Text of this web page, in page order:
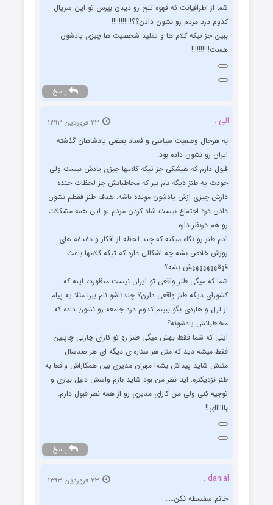
شما از اطرافیانت که قهوه تلخ رو دیدن بپرس تو این سریال
کدوم درد مردم رو نشون دادن؟؟!!!!!!!!!!!
ببین جز تیکه کلام ها و تقلید شخصیت ها چیزی یادشون
هست!!!!!!!!!!
پاسخ
الی :
به هرحال وضعیت سیاسی و فساد بعضی پادشاهان گذشته
ایران رو نشون داده بود.
قبول دارم که هیشکی جز تیکه کلامها چیزی یادش نیست ولی
خودت یه طنز دیگه نام ببر که مخاطبانش جز لحظات خنده
دارش چیزی ازش یادشون مونده باشه. هدف طنز فقطم نشون
دادن درد اجتماع نیست شاد کردن مردم تو این همه مشکلات
رو هم درنظر داره.
آدم طنز رو نگاه میکنه که چند لحظه از افکار و دغدغه های
روزش خلاص بشه چه اشکالی داره که تیکه کلامها باعث
قهقهههههههش بشه؟
شما که میگی طنز واقعی تو ایران نیست منظورت اینه که
کشورای دیگه طنز واقعی دارن؟ چندتاشو نام ببر! مثلا یه پیام
از لرل و هاردی بگو ببینم کدوم درد جامعه رو نشون داده که
مخاطبانش یادشونه؟
اینی که شما فقط بهش میگی طنز رو تو کارای چارلی چاپلین
فقط میشه دید که مثل هر ستاره ی دیگه ای هر صدسال
مثلش شاید پیداش بشه! مهران مدیری بین همکاراش واقعا به
طنز نزدیکتره. اینا نظر من بود شاید بازم واسش دلیل بیاری و
توجیه کنی ولی من کارای مدیری رو از همه نظر قبول دارم.
باااااای!!
پاسخ
danial :
خانم سفسطه نکن……